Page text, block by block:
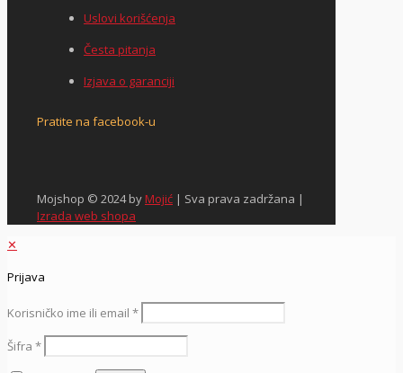
Uslovi korišćenja
Česta pitanja
Izjava o garanciji
Pratite na facebook-u
Mojshop © 2024 byMojić | Sva prava zadržana |
Izrada web shopa
✕
Prijava
Korisničko ime ili email *
Šifra *